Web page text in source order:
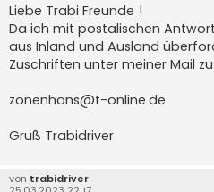
Liebe Trabi Freunde !
Da ich mit postalischen
aus Inland und Ausland
Zuschriften unter meiner Mail
zonenhans@t-online.de
Gruß Trabidriver
von trabidriver